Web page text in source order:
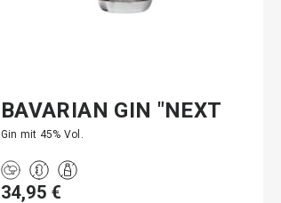
BAVARIAN GIN "NEXT
LEVE…
Gin mit 45% Vol.
34,95 €